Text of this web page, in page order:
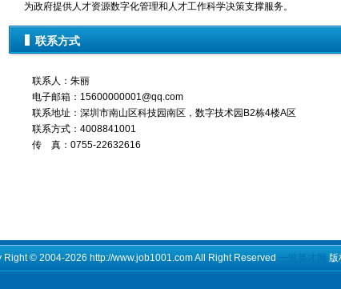
为政府提供人才资源数字化管理和人才工作科学决策支撑服务。
联系方式
联系人：朱丽
电子邮箱：15600000001@qq.com
联系地址：深圳市南山区科技园南区，数字技术园B2栋4楼A区
联系方式：4008841001
传 真：0755-22632616
Right©2004-2026 http://www.job1001.com All Right Reserved 一览英才网 版